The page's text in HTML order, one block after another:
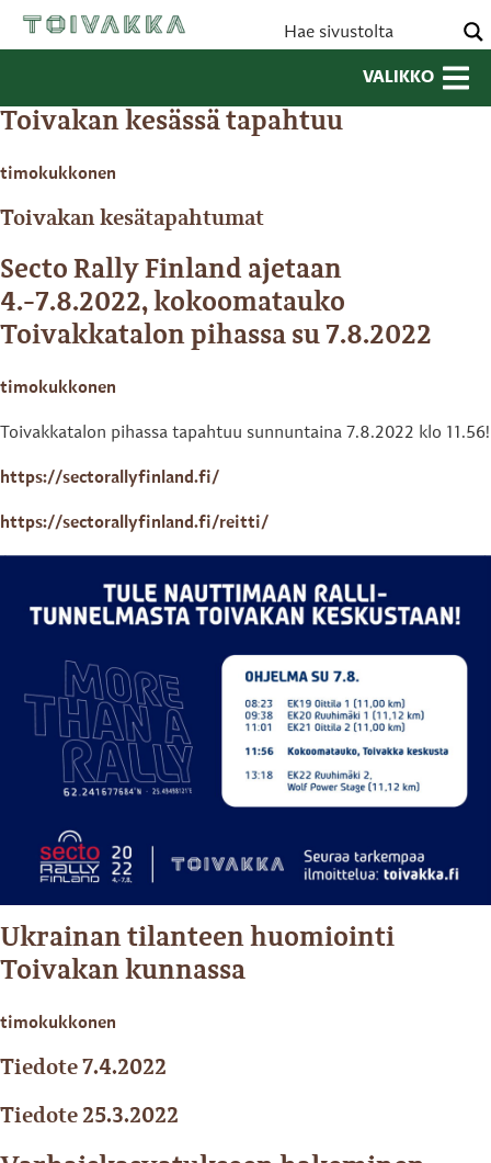
VALIKKO
Toivakan kesässä tapahtuu
timokukkonen
Toivakan kesätapahtumat
Secto Rally Finland ajetaan
4.-7.8.2022, kokoomatauko
Toivakkatalon pihassa su 7.8.2022
timokukkonen
Toivakkatalon pihassa tapahtuu sunnuntaina 7.8.2022 klo 11.56!
https://sectorallyfinland.fi/
https://sectorallyfinland.fi/reitti/
Ukrainan tilanteen huomiointi
Toivakan kunnassa
timokukkonen
Tiedote 7.4.2022
Tiedote 25.3.2022